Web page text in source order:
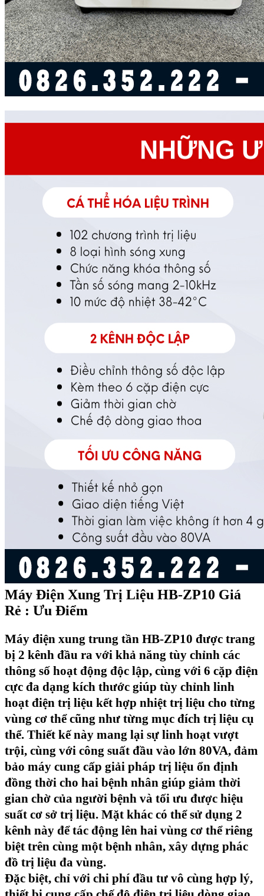
Máy Điện Xung Trị Liệu HB-ZP10 Giá
Rẻ : Ưu Điểm
Máy điện xung trung tần HB-ZP10 được trang
bị 2 kênh đầu ra với khả năng tùy chỉnh các
thông số hoạt động độc lập, cùng với 6 cặp điện
cực đa dạng kích thước giúp tùy chỉnh linh
hoạt điện trị liệu kết hợp nhiệt trị liệu cho từng
vùng cơ thể cũng như từng mục đích trị liệu cụ
thể. Thiết kế này mang lại sự linh hoạt vượt
trội, cùng với công suất đầu vào lớn 80VA, đảm
bảo máy cung cấp giải pháp trị liệu ổn định
đồng thời cho hai bệnh nhân giúp giảm thời
gian chờ của người bệnh và tối ưu được hiệu
suất cơ sở trị liệu. Mặt khác có thể sử dụng 2
kênh này để tác động lên hai vùng cơ thể riêng
biệt trên cùng một bệnh nhân, xây dựng phác
đồ trị liệu đa vùng.
Đặc biệt, chỉ với chi phí đầu tư vô cùng hợp lý,